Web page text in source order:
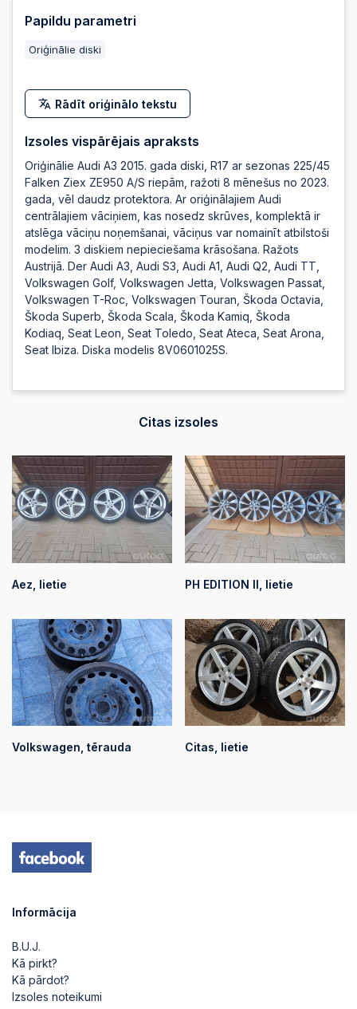
2025-10-14 13:23:18
Papildu parametri
Oriģinālie diski
Rādīt oriģinālo tekstu
Izsoles vispārējais apraksts
Oriģinālie Audi A3 2015. gada diski, R17 ar sezonas 225/45
Falken Ziex ZE950 A/S riepām, ražoti 8 mēnešus no 2023.
gada, vēl daudz protektora. Ar oriģinālajiem Audi
centrālajiem vāciņiem, kas nosedz skrūves, komplektā ir
atslēga vāciņu noņemšanai, vāciņus var nomainīt atbilstoši
modelim. 3 diskiem nepieciešama krāsošana. Ražots
Austrijā. Der Audi A3, Audi S3, Audi A1, Audi Q2, Audi TT,
Volkswagen Golf, Volkswagen Jetta, Volkswagen Passat,
Volkswagen T-Roc, Volkswagen Touran, Škoda Octavia,
Škoda Superb, Škoda Scala, Škoda Kamiq, Škoda
Kodiaq, Seat Leon, Seat Toledo, Seat Ateca, Seat Arona,
Seat Ibiza. Diska modelis 8V0601025S.
Citas izsoles
Aez, lietie PH EDITION II, lietie
Volkswagen, tērauda Citas, lietie
Informācija
B.U.J.
Kā pirkt?
Kā pārdot?
Izsoles noteikumi